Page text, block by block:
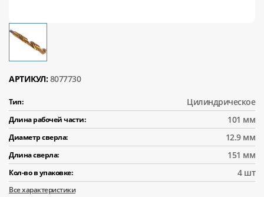
АРТИКУЛ: 8077730
Тип: Цилиндрическое
Длина рабочей части: 101 мм
Диаметр сверла: 12.9 мм
Длина сверла: 151 мм
Кол-во в упаковке: 4 шт
Все характеристики